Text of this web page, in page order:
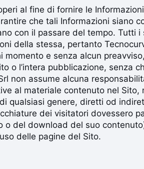
al fine di fornire le
che tali Informazioni siano
con il passare del tempo. Tutti
della stessa, pertanto
e senza alcun
o l’intera pubblicazione, senza
non assume alcuna
al materiale contenuto nel Sito,
qualsiasi genere, diretti od
dei visitatori dovessero
o del download del suo
delle pagine del Sito.